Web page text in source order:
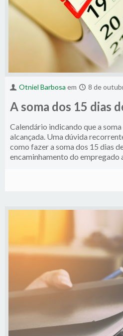
Otniel Barbosa em 8 de
A soma dos 15 dias
Calendário indicando que a
alcançada. Uma dúvida
como fazer a soma dos 15 dias
encaminhamento do empregado